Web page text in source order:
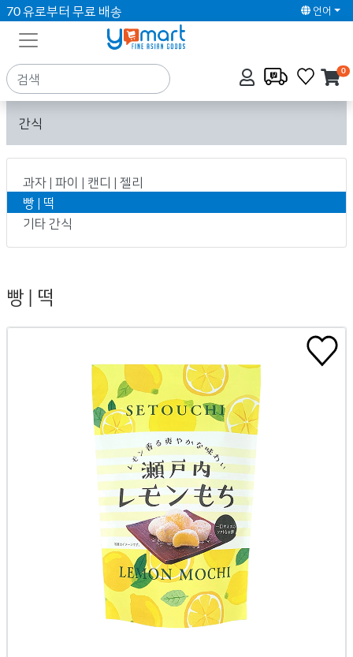
70 유로부터 무료 배송 언어
0
간식
과자 | 파이 | 캔디 | 젤리
빵 | 떡
기타 간식
빵 | 떡